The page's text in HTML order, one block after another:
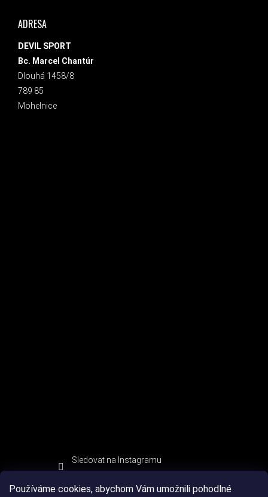
Používáme cookies, abychom Vám umožnili pohodlné
ADRESA
DEVIL SPORT
Bc. Marcel Chantúr
Dlouhá 1458/8
789 85
Mohelnice
Sledovat na Instagramu